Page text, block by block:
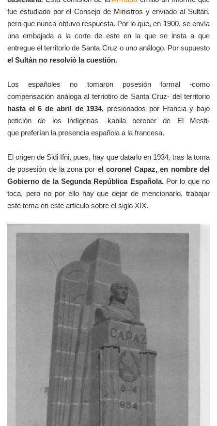
fue estudiado por el Consejo de Ministros y enviado al Sultán,
pero que nunca obtuvo respuesta. Por lo que, en 1900, se envía
una embajada a la corte de este en la que se insta a que
entregue el territorio de Santa Cruz o uno análogo. Por supuesto
el Sultán no resolvió la cuestión.
Los españoles no tomaron posesión formal -como
compensación análoga al terriotiro de Santa Cruz- del territorio
hasta el 6 de abril de 1934, presionados por Francia y bajo
petición de los indígenas -kabila bereber de El Mesti-
que preferían la presencia española a la francesa.
El origen de Sidi Ifni, pues, hay que datarlo en 1934, tras la toma
de posesión de la zona por el coronel Capaz, en nombre del
Gobierno de la Segunda República Española.Por lo que no
toca, pero no por ello hay que dejar de mencionarlo, trabajar
este tema en este artículo sobre el siglo XIX.